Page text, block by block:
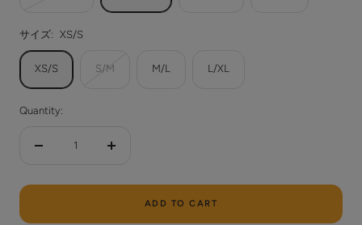
サイズ: XS/S
XS/S S/M M/L L/XL
Quantity:
Decrease
Increase
ADD TO CART